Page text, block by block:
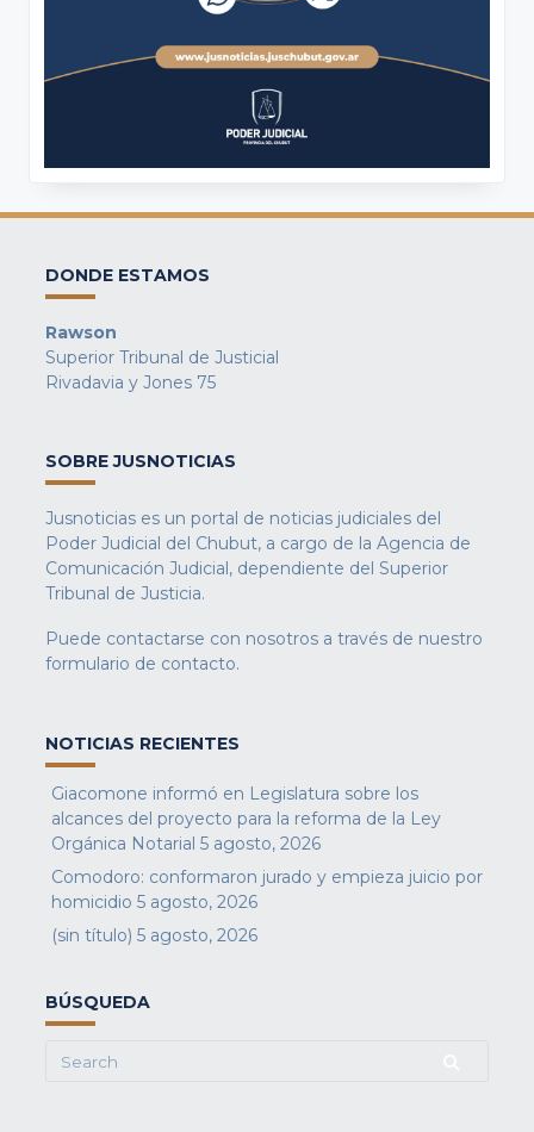
DONDE ESTAMOS
Rawson
Superior Tribunal de Justicial
Rivadavia y Jones 75
SOBRE JUSNOTICIAS
Jusnoticias es un portal de noticias judiciales del
Poder Judicial del Chubut, a cargo de la Agencia de
Comunicación Judicial, dependiente del Superior
Tribunal de Justicia.
Puede contactarse con nosotros a través de nuestro
formulario de contacto.
NOTICIAS RECIENTES
Giacomone informó en Legislatura sobre los
alcances del proyecto para la reforma de la Ley
Orgánica Notarial 5 agosto, 2026
Comodoro: conformaron jurado y empieza juicio por
homicidio 5 agosto, 2026
(sin título) 5 agosto, 2026
BÚSQUEDA
Search